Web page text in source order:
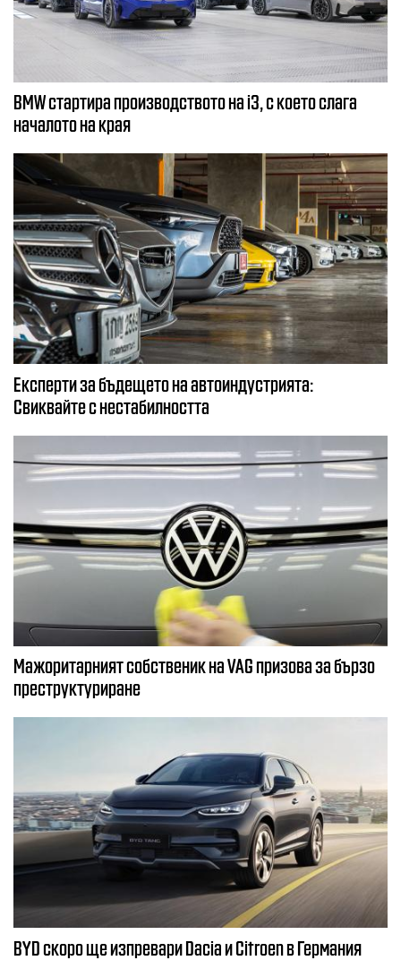
BMW стартира производството на i3, с което слага
началото на края
Експерти за бъдещето на автоиндустрията:
Свиквайте с нестабилността
Мажоритарният собственик на VAG призова за бързо
преструктуриране
BYD скоро ще изпревари Dacia и Citroеn в Германия